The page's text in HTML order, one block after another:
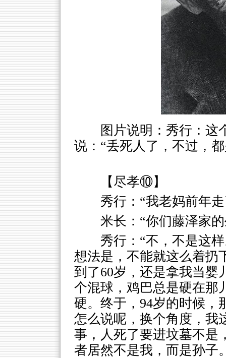
图片说明：秀行：这
说：“丢死人了，不过，
【尽孝⑩】
秀行：“我老妈前年
米长：“你们藤泽家
秀行：“不，不是这
想法是，不能就这么着扔
到了60岁，还是拿我当婴
个混球，鸡巴总是硬在
硬。终于，94岁的时候，
怎么说呢，换个角度，我
事，人死了要进坟墓不是
者居然不是我，而是孙子